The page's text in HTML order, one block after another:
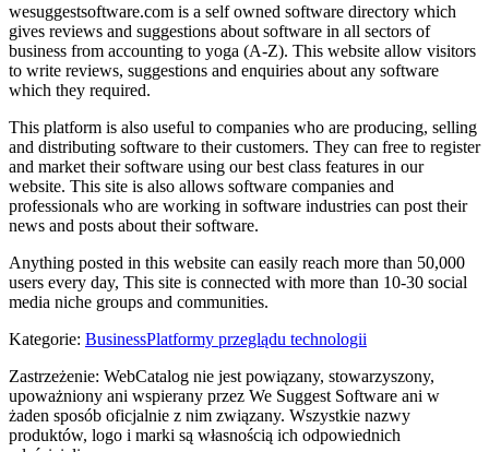
wesuggestsoftware.com is a self owned software directory which
gives reviews and suggestions about software in all sectors of
business from accounting to yoga (A-Z). This website allow visitors
to write reviews, suggestions and enquiries about any software
which they required.
This platform is also useful to companies who are producing, selling
and distributing software to their customers. They can free to register
and market their software using our best class features in our
website. This site is also allows software companies and
professionals who are working in software industries can post their
news and posts about their software.
Anything posted in this website can easily reach more than 50,000
users every day, This site is connected with more than 10-30 social
media niche groups and communities.
Kategorie: BusinessPlatformy przeglądu technologii
Zastrzeżenie: WebCatalog nie jest powiązany, stowarzyszony,
upoważniony ani wspierany przez We Suggest Software ani w
żaden sposób oficjalnie z nim związany. Wszystkie nazwy
produktów, logo i marki są własnością ich odpowiednich